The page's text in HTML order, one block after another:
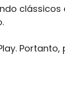
clássicos
Portanto,